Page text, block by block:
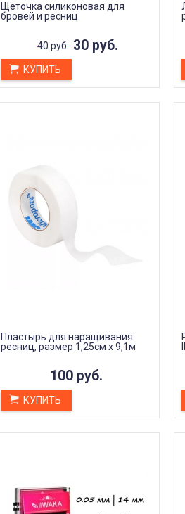
Щеточка силиконовая для
бровей и ресниц
40 руб. 30 руб.
КУПИТЬ
Пластырь для наращивания
ресниц, размер 1,25см х 9,1м
100 руб.
КУПИТЬ